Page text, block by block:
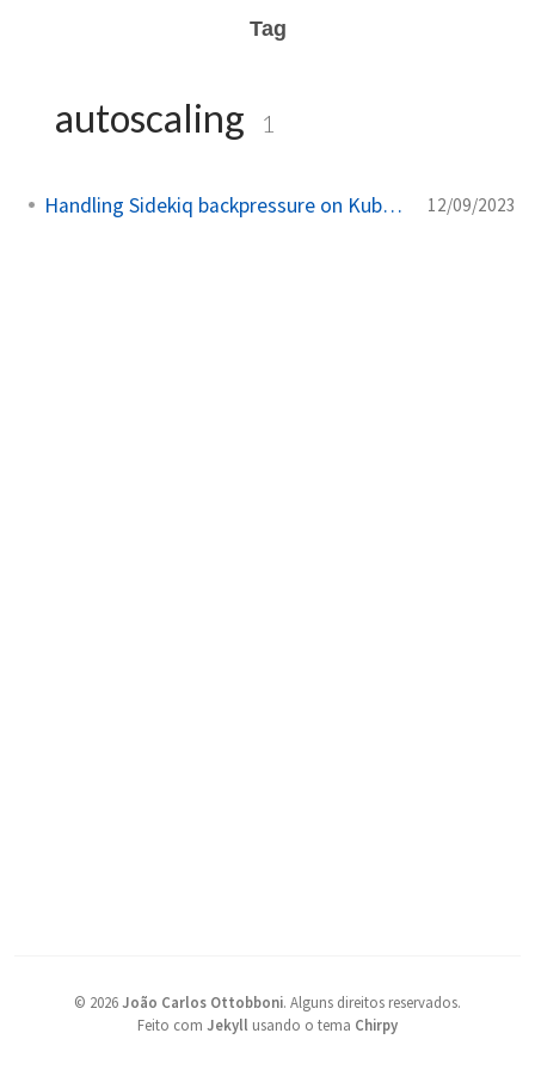
Tag
autoscaling 1
Handling Sidekiq backpressure on Kubernetes 12/09/2023
© 2026João Carlos Ottobboni. Alguns direitos reservados.
Feito com Jekyll usando o tema Chirpy